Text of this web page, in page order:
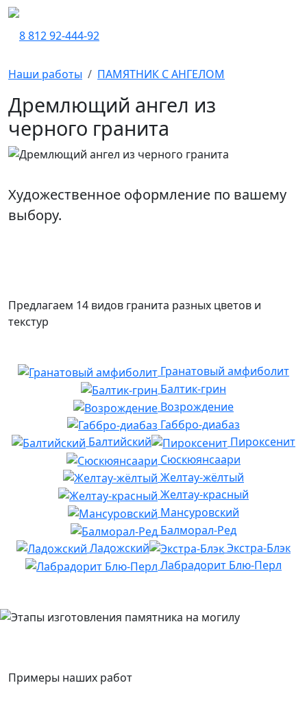
8 812 92-444-92
Наши работы ПАМЯТНИК С АНГЕЛОМ
Дремлющий ангел из
черного гранита
Художественное оформление по вашему
выбору.
Предлагаем 14 видов гранита разных цветов и
текстур
Гранатовый амфиболит
Балтик-грин
Возрождение
Габбро-диабаз
Балтийский
Пироксенит
Сюскюянсаари
Желтау-жёлтый
Желтау-красный
Мансуровский
Балморал-Ред
Ладожский
Экстра-Блэк
Лабрадорит Блю-Перл
Примеры наших работ